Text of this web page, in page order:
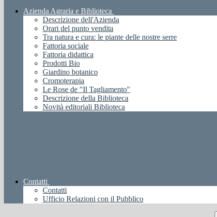
Azienda Agraria e Biblioteca
Descrizione dell'Azienda
Orari del punto vendita
Tra natura e cura: le piante delle nostre serre
Fattoria sociale
Fattoria didattica
Prodotti Bio
Giardino botanico
Cromoterapia
Le Rose de "Il Tagliamento"
Descrizione della Biblioteca
Novità editoriali Biblioteca
Contatti
Contatti
Ufficio Relazioni con il Pubblico